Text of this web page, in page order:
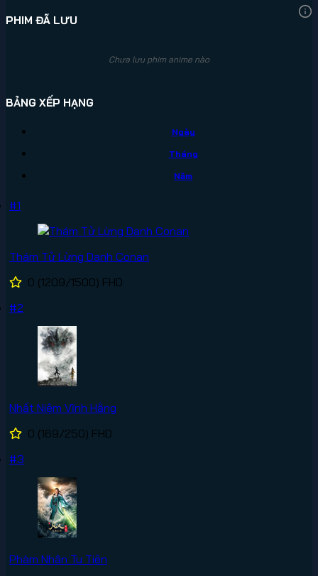
PHIM ĐÃ LƯU
Chưa lưu phim anime nào
BẢNG XẾP HẠNG
Ngày
Tháng
Năm
#1
Thám Tử Lừng Danh Conan
0 (1209/1500) FHD
#2
Nhất Niệm Vĩnh Hằng
0 (169/250) FHD
#3
Phàm Nhân Tu Tiên